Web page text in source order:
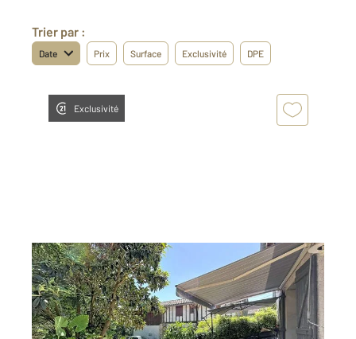
Trier par :
Date Prix Surface Exclusivité DPE
Exclusivité
ESTANCARBON 31
207 m2
Ref : 17287
Immeuble à vendre